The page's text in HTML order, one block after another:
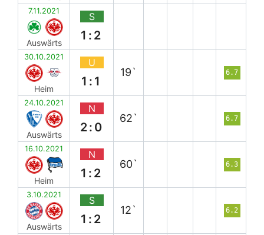
7.11.2021
Auswärts
S
1:2
30.10.2021
Heim
U
1:1
19` 6.7
24.10.2021
Auswärts
N
2:0
62` 6.7
16.10.2021
Heim
N
1:2
60` 6.3
3.10.2021
Auswärts
S
1:2
12` 6.2